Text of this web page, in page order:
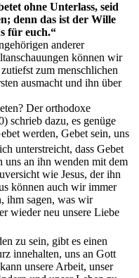
ohne Unterlass, seid
denn das ist der Wille
für euch.“
anderer
können wir
zum menschlichen
ausmacht und ihn über
Der orthodoxe
schrieb dazu, es genüge
werden, Gebet sein, uns
unterstreicht, dass Gebet
uns an ihn wenden mit dem
wie Jesus, der ihn
können auch wir immer
ihm sagen, was wir
wieder neu unsere Liebe
zu sein, gibt es einen
innehalten, uns an Gott
unsere Arbeit, unser